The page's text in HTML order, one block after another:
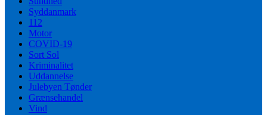
Syddanmark
112
Motor
COVID-19
Sort Sol
Kriminalitet
Uddannelse
Julebyen Tønder
Grænsehandel
Vind